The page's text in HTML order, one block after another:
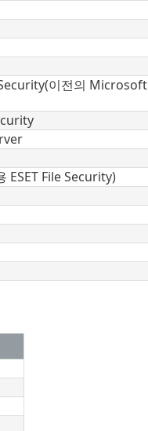
(이전의 Microsoft
ESET File Security)